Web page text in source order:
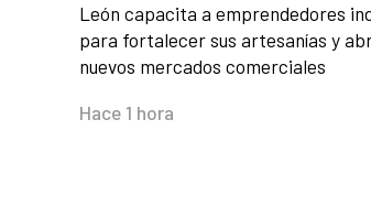
León capacita a emprendedores
para fortalecer sus artesanías y
nuevos mercados comerciales
Hace 1 hora